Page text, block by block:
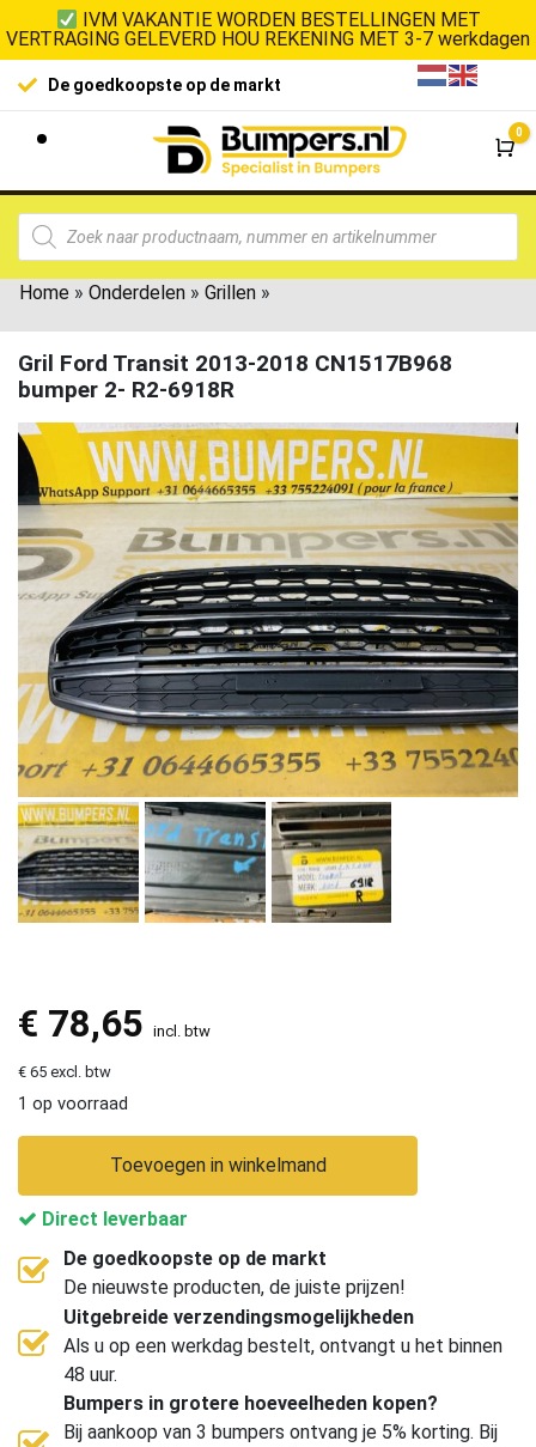
IVM VAKANTIE WORDEN BESTELLINGEN MET
VERTRAGING GELEVERD HOU REKENING MET 3-7 werkdagen
De goedkoopste op de markt
0
Home » Onderdelen » Grillen »
Gril Ford Transit 2013-2018 CN1517B968
bumper 2- R2-6918R
€ 78,65 incl. btw
€ 65 excl. btw
1 op voorraad
Toevoegen in winkelmand
Direct leverbaar
De goedkoopste op de markt
De nieuwste producten, de juiste prijzen!
Uitgebreide verzendingsmogelijkheden
Als u op een werkdag bestelt, ontvangt u het binnen
48 uur.
Bumpers in grotere hoeveelheden kopen?
Bij aankoop van 3 bumpers ontvang je 5% korting. Bij